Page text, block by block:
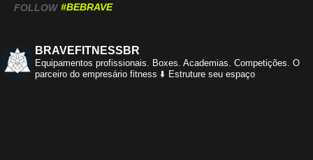
FOLLOW #BEBRAVE
BRAVEFITNESSBR
Equipamentos profissionais. Boxes. Academias. Competições. O
parceiro do empresário fitness ⬇️ Estruture seu espaço